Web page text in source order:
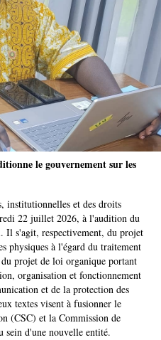
le gouvernement sur les
institutionnelles et des droits
22 juillet 2026, à l'audition du
Il s'agit, respectivement, du projet
physiques à l'égard du traitement
du projet de loi organique portant
organisation et fonctionnement
et de la protection des
textes visent à fusionner le
(CSC) et la Commission de
d'une nouvelle entité.